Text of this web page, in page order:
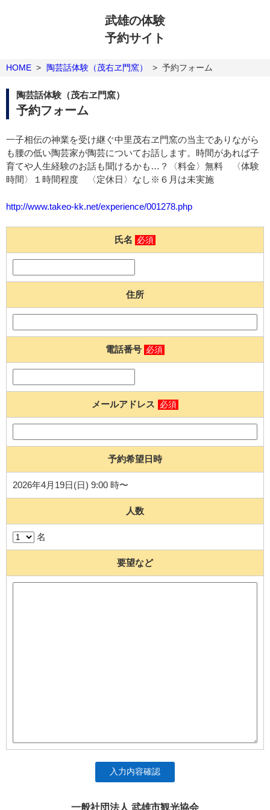
武雄の体験
予約サイト
HOME > 陶芸話体験（茂右ヱ門窯） > 予約フォーム
陶芸話体験（茂右ヱ門窯）
予約フォーム
一子相伝の神業を受け継ぐ中里茂右ヱ門窯の当主でありながら
も腰の低い陶芸家が陶芸についてお話します。時間があれば子
育てや人生経験のお話も聞けるかも…？〈料金〉無料 〈体験
時間〉１時間程度 〈定休日〉なし※６月は未実施
http://www.takeo-kk.net/experience/001278.php
氏名 必須
住所
電話番号 必須
メールアドレス 必須
予約希望日時
2026年4月19日(日) 9:00 時〜
人数
名
要望など
入力内容確認
一般社団法人 武雄市観光協会